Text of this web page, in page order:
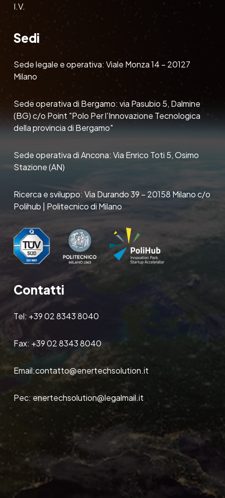
I.V.
Sedi
Sede legale e operativa: Viale Monza 14 – 20127
Milano
Sede operativa di Bergamo: via Pasubio 5, Dalmine
(BG) c/o Point "Polo Per l'Innovazione Tecnologica
della provincia di Bergamo"
Sede operativa di Ancona: Via Enrico Toti 5, Osimo
Stazione (AN)
Ricerca e sviluppo: Via Durando 39 – 20158 Milano c/o
Polihub | Politecnico di Milano
Contatti
Tel: +39 02 8343 8040
Fax: +39 02 8343 8040
Email:contatto@enertechsolution.it
Pec: enertechsolution@legalmail.it